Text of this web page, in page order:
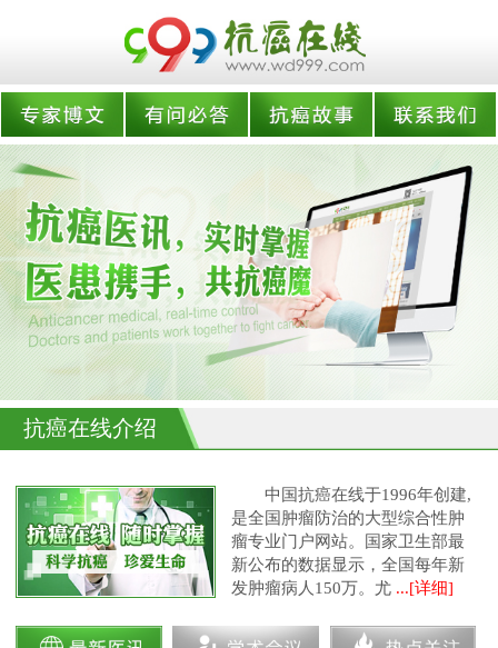
抗癌在线介绍
中国抗癌在线于1996年创建,
是全国肿瘤防治的大型综合性肿
瘤专业门户网站。国家卫生部最
新公布的数据显示，全国每年新
发肿瘤病人150万。尤 ...[详细]